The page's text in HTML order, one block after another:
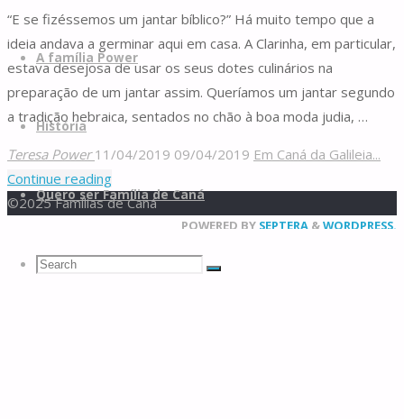
content
A família Power
História
Quero ser Família de Caná
Search
Search
Search
“E se fizéssemos um jantar bíblico?” Há muito tempo que a
ideia andava a germinar aqui em casa. A Clarinha, em particular,
estava desejosa de usar os seus dotes culinários na
preparação de um jantar assim. Queríamos um jantar segundo
a tradição hebraica, sentados no chão à boa moda judia, …
Teresa Power 11/04/2019 09/04/2019 Em Caná da Galileia...
Continue reading"Jantar
bíblico"
©2025 Famílias de Caná
POWERED BY SEPTERA &WORDPRESS.